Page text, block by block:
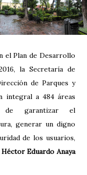
el Plan de Desarrollo
la Secretaría de
de Parques y
integral a 484 áreas
de garantizar el
generar un digno
de los usuarios,
Héctor Eduardo Anaya